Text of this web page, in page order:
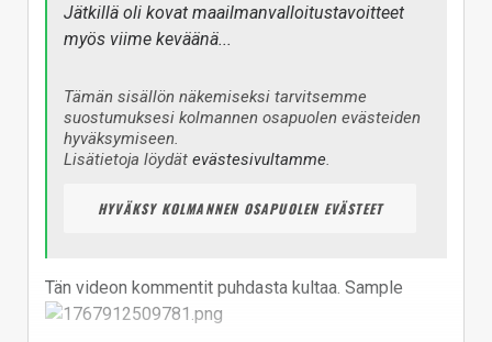
Jätkillä oli kovat maailmanvalloitustavoitteet
myös viime keväänä...
Tämän sisällön näkemiseksi tarvitsemme
suostumuksesi kolmannen osapuolen evästeiden
hyväksymiseen.
Lisätietoja löydät evästesivultamme.
HYVÄKSY KOLMANNEN OSAPUOLEN EVÄSTEET
Tän videon kommentit puhdasta kultaa. Sample